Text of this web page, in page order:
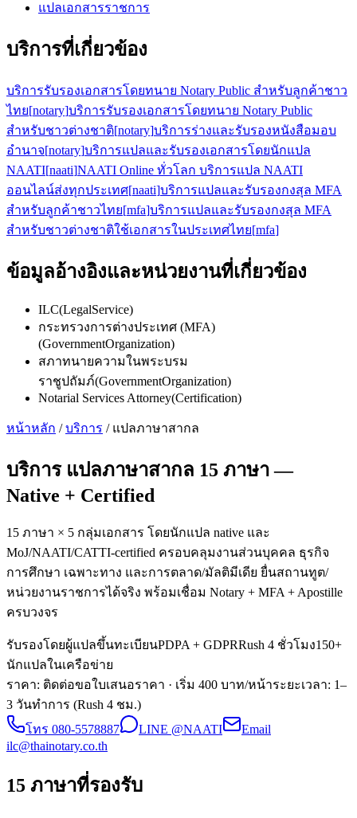
แปลเอกสารราชการ
บริการที่เกี่ยวข้อง
บริการรับรองเอกสารโดยทนาย Notary Public สำหรับลูกค้าชาว
ไทย[notary]บริการรับรองเอกสารโดยทนาย Notary Public
สำหรับชาวต่างชาติ[notary]บริการร่างและรับรองหนังสือมอบ
อำนาจ[notary]บริการแปลและรับรองเอกสารโดยนักแปล
NAATI[naati]NAATI Online ทั่วโลก บริการแปล NAATI
ออนไลน์ส่งทุกประเทศ[naati]บริการแปลและรับรองกงสุล MFA
สำหรับลูกค้าชาวไทย[mfa]บริการแปลและรับรองกงสุล MFA
สำหรับชาวต่างชาติใช้เอกสารในประเทศไทย[mfa]
ข้อมูลอ้างอิงและหน่วยงานที่เกี่ยวข้อง
ILC(LegalService)
กระทรวงการต่างประเทศ (MFA)
(GovernmentOrganization)
สภาทนายความในพระบรม
ราชูปถัมภ์(GovernmentOrganization)
Notarial Services Attorney(Certification)
หน้าหลัก /บริการ / แปลภาษาสากล
บริการ แปลภาษาสากล 15 ภาษา—
Native + Certified
15 ภาษา × 5 กลุ่มเอกสาร โดยนักแปล native และ
MoJ/NAATI/CATTI-certified ครอบคลุมงานส่วนบุคคล ธุรกิจ
การศึกษา เฉพาะทาง และการตลาด/มัลติมีเดีย ยื่นสถานทูต/
หน่วยงานราชการได้จริง พร้อมเชื่อม Notary + MFA + Apostille
ครบวงจร
รับรองโดยผู้แปลขึ้นทะเบียนPDPA + GDPRRush 4 ชั่วโมง150+
นักแปลในเครือข่าย
ราคา: ติดต่อขอใบเสนอราคา · เริ่ม 400 บาท/หน้าระยะเวลา: 1–
3 วันทำการ (Rush 4 ชม.)
โทร 080-5578887 LINE @NAATI
Email
ilc@thainotary.co.th
15 ภาษาที่รองรับ